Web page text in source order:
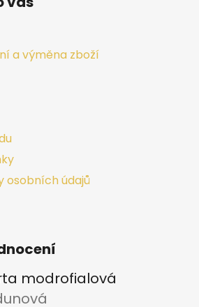
a výměna zboží
osobních údajů
modrofialová